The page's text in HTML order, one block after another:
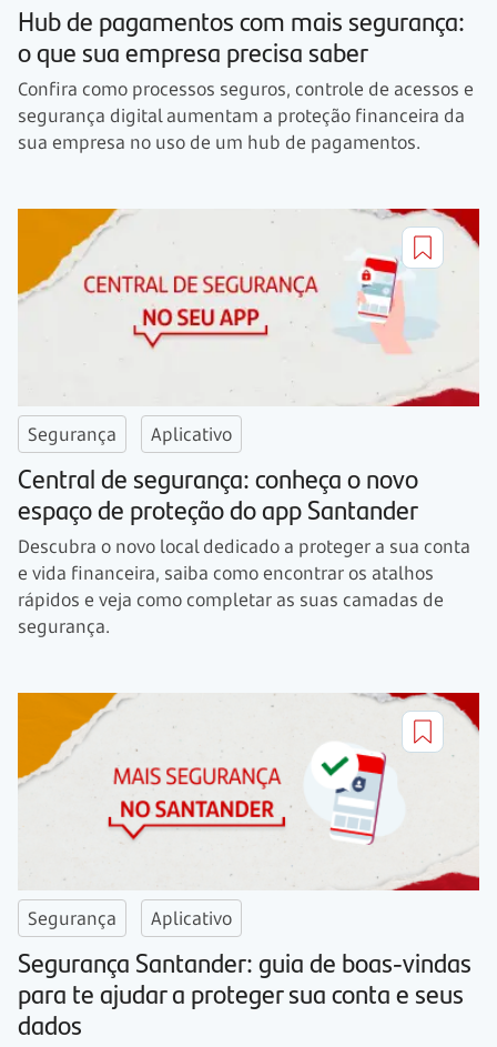
Hub de pagamentos com mais segurança:
o que sua empresa precisa saber
Confira como processos seguros, controle de acessos e
segurança digital aumentam a proteção financeira da
sua empresa no uso de um hub de pagamentos.
Segurança Aplicativo
Central de segurança: conheça o novo
espaço de proteção do app Santander
Descubra o novo local dedicado a proteger a sua conta
e vida financeira, saiba como encontrar os atalhos
rápidos e veja como completar as suas camadas de
segurança.
Segurança Aplicativo
Segurança Santander: guia de boas-vindas
para te ajudar a proteger sua conta e seus
dados